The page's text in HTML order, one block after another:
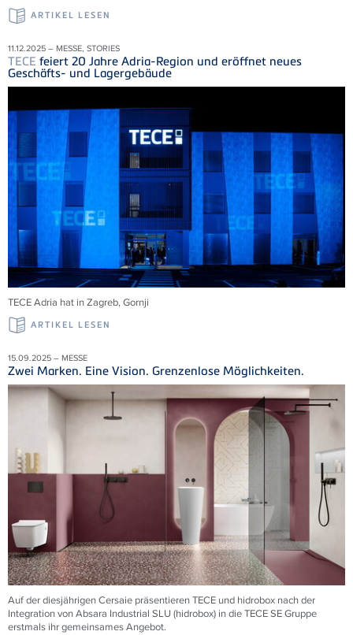
ARTIKEL LESEN
11.12.2025 – MESSE, STORIES
TECE feiert 20 Jahre Adria-Region und eröffnet neues
Geschäfts- und Lagergebäude
TECEAdria hat in Zagreb,Gornji
ARTIKEL LESEN
15.09.2025 – MESSE
Zwei Marken. Eine Vision. Grenzenlose Möglichkeiten.
Auf der diesjährigen Cersaie präsentieren TECE und hidrobox nach der
Integration von Absara Industrial SLU (hidrobox) in die TECE SE Gruppe
erstmals ihr gemeinsames Angebot.